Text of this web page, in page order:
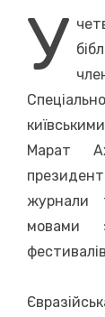
У
Марат
журнали
мовами